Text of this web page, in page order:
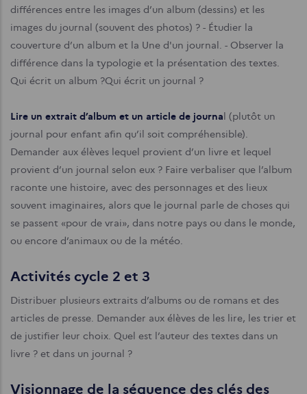
différences entre les images d’un album (dessins) et les
images du journal (souvent des photos) ? - Étudier la
couverture d’un album et la Une d'un journal. - Observer la
différence dans la typologie et la présentation des textes.
Qui écrit un album ?Qui écrit un journal ?
Lire un extrait d’album et un article de journal (plutôt un
journal pour enfant afin qu’il soit compréhensible).
Demander aux élèves lequel provient d’un livre et lequel
provient d’un journal selon eux ? Faire verbaliser que l’album
raconte une histoire, avec des personnages et des lieux
souvent imaginaires, alors que le journal parle de choses qui
se passent «pour de vrai», dans notre pays ou dans le monde,
ou encore d’animaux ou de la météo.
Activités cycle 2 et 3
Distribuer plusieurs extraits d’albums ou de romans et des
articles de presse. Demander aux élèves de les lire, les trier et
de justifier leur choix. Quel est l’auteur des textes dans un
livre ? et dans un journal ?
Visionnage de la séquence des clés des